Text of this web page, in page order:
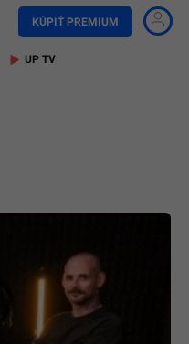
KÚPIŤ PREMIUM
UP TV